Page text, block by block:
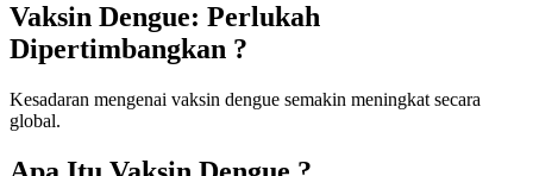
Vaksin Dengue: Perlukah
Dipertimbangkan ?
Kesadaran mengenai vaksin dengue semakin meningkat secara
global.